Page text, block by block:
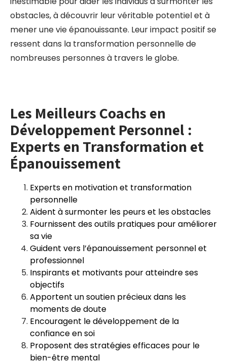
obstacles, à découvrir leur véritable potentiel et à
mener une vie épanouissante. Leur impact positif se
ressent dans la transformation personnelle de
nombreuses personnes à travers le globe.
Les Meilleurs Coachs en
Développement Personnel :
Experts en Transformation et
Épanouissement
Experts en motivation et transformation
personnelle
Aident à surmonter les peurs et les obstacles
Fournissent des outils pratiques pour améliorer
sa vie
Guident vers l’épanouissement personnel et
professionnel
Inspirants et motivants pour atteindre ses
objectifs
Apportent un soutien précieux dans les
moments de doute
Encouragent le développement de la
confiance en soi
Proposent des stratégies efficaces pour le
bien-être mental